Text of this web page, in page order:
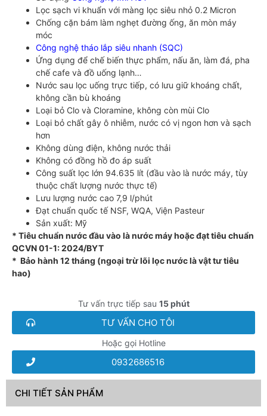
Lọc sạch vi khuẩn với màng lọc siêu nhỏ 0.2 Micron
Chống cặn bám làm nghẹt đường ống, ăn mòn máy
móc
Công nghệ tháo lắp siêu nhanh (SQC)
Ứng dụng để chế biến thực phẩm, nấu ăn, làm đá, pha
chế cafe và đồ uống lạnh…
Nước sau lọc uống trực tiếp, có lưu giữ khoáng chất,
không cần bù khoáng
Loại bỏ Clo và Cloramine, không còn mùi Clo
Loại bỏ chất gây ô nhiễm, nước có vị ngon hơn và sạch
hơn
Không dùng điện, không nước thải
Không có đồng hồ đo áp suất
Công suất lọc lớn 94.635 lít (đầu vào là nước máy, tùy
thuộc chất lượng nước thực tế)
Lưu lượng nước cao 7,9 l/phút
Đạt chuẩn quốc tế NSF, WQA, Viện Pasteur
Sản xuất: Mỹ
* Tiêu chuẩn nước đầu vào là nước máy hoặc đạt tiêu chuẩn
QCVN 01-1: 2024/BYT
* Bảo hành 12 tháng (ngoại trừ lõi lọc nước là vật tư tiêu
hao)
Tư vấn trực tiếp sau 15 phút
TƯ VẤN CHO TÔI
Hoặc gọi Hotline
0932686516
CHI TIẾT SẢN PHẨM